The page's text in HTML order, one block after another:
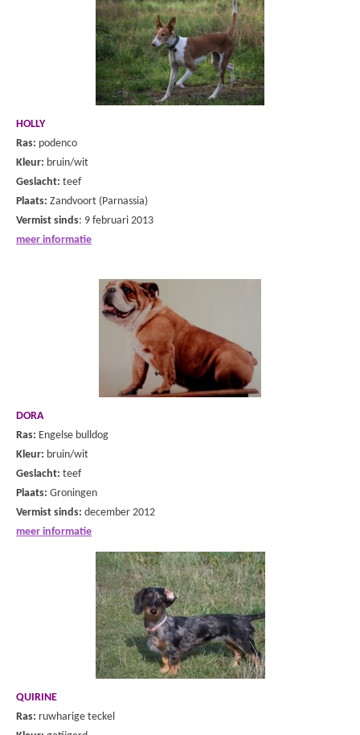
HOLLY
Ras: podenco
Kleur: bruin/wit
Geslacht: teef
Plaats: Zandvoort (Parnassia)
Vermist sinds: 9 februari 2013
meer informatie
DORA
Ras: Engelse bulldog
Kleur: bruin/wit
Geslacht: teef
Plaats: Groningen
Vermist sinds: december 2012
meer informatie
QUIRINE
Ras: ruwharige teckel